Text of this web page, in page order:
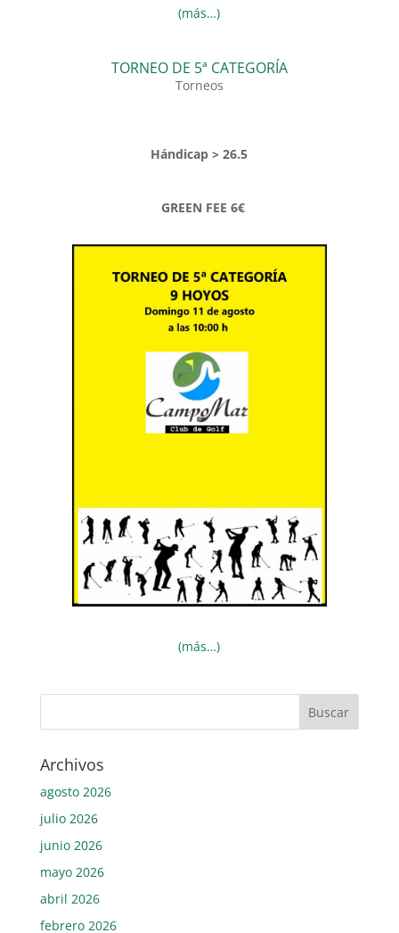
(más…)
TORNEO DE 5ª CATEGORÍA
Torneos
Hándicap > 26.5
GREEN FEE 6€
(más…)
Archivos
agosto 2026
julio 2026
junio 2026
mayo 2026
abril 2026
febrero 2026